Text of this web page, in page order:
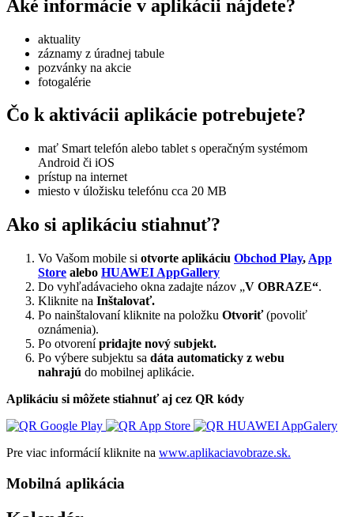
Aké informácie v aplikácii nájdete?
aktuality
záznamy z úradnej tabule
pozvánky na akcie
fotogalérie
Čo k aktivácii aplikácie potrebujete?
mať Smart telefón alebo tablet s operačným systémom
Android či iOS
prístup na internet
miesto v úložisku telefónu cca 20 MB
Ako si aplikáciu stiahnuť?
Vo Vašom mobile si otvorte aplikáciu Obchod Play, App
Store alebo HUAWEI AppGallery
Do vyhľadávacieho okna zadajte názov „V OBRAZE“.
Kliknite na Inštalovať.
Po nainštalovaní kliknite na položku Otvoriť(povoliť
oznámenia).
Po otvorenípridajte nový subjekt.
Po výbere subjektu sa dáta automaticky z webu
nahrajú do mobilnej aplikácie.
Aplikáciu si môžete stiahnuť aj cez QR kódy
Pre viac informácií kliknite na www.aplikaciavobraze.sk.
Mobilná aplikácia